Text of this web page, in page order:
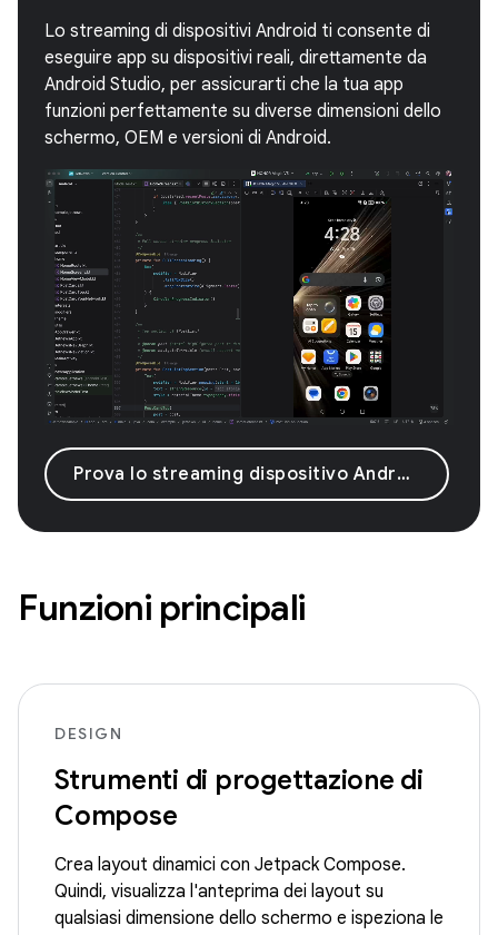
Lo streaming di dispositivi Android ti consente di
eseguire app su dispositivi reali, direttamente da
Android Studio, per assicurarti che la tua app
funzioni perfettamente su diverse dimensioni dello
schermo, OEM e versioni di Android.
Prova lo streaming dispositivo Android
Funzioni principali
DESIGN
Strumenti di progettazione di
Compose
Crea layout dinamici con Jetpack Compose.
Quindi, visualizza l'anteprima dei layout su
qualsiasi dimensione dello schermo e ispeziona le